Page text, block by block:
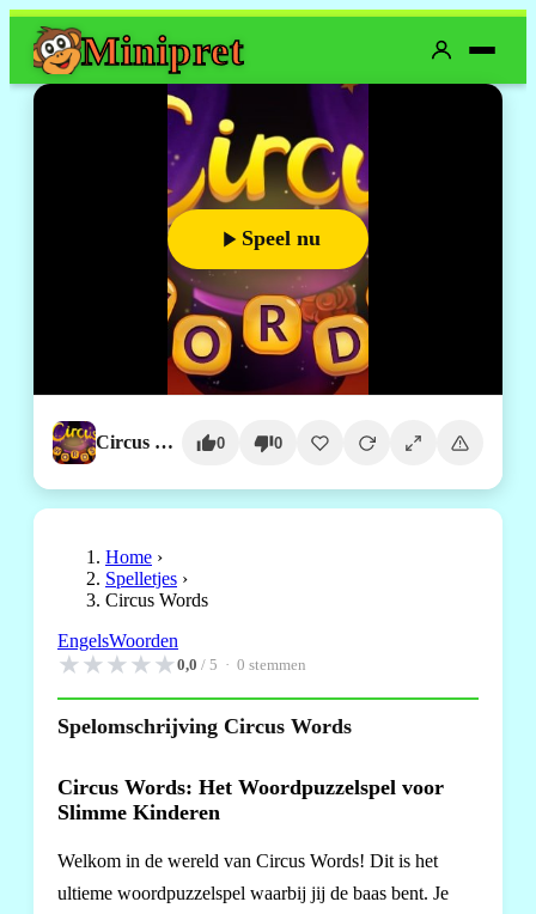
Minipret
Speel nu
Circus Words 0 0
Home ›
Spelletjes ›
Circus Words
EngelsWoorden
★★★★★0,0 / 5 · 0 stemmen
Spelomschrijving Circus Words
Circus Words: Het Woordpuzzelspel voor
Slimme Kinderen
Welkom in de wereld van Circus Words! Dit is het
ultieme woordpuzzelspel waarbij jij de baas bent. Je